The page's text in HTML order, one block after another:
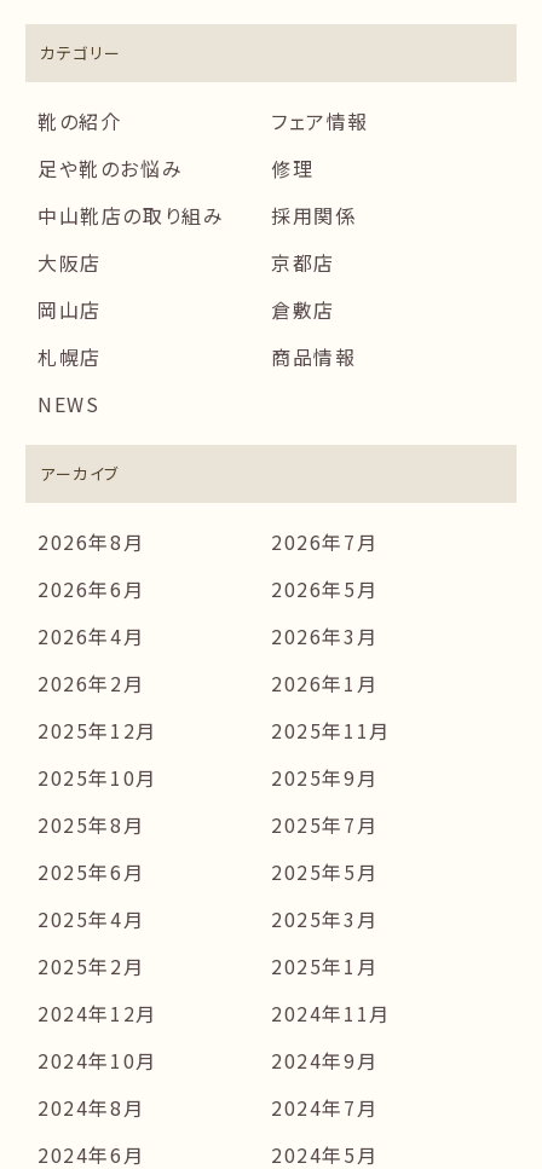
カテゴリー
靴の紹介
フェア情報
足や靴のお悩み
修理
中山靴店の取り組み
採用関係
大阪店
京都店
岡山店
倉敷店
札幌店
商品情報
NEWS
アーカイブ
2026年8月
2026年7月
2026年6月
2026年5月
2026年4月
2026年3月
2026年2月
2026年1月
2025年12月
2025年11月
2025年10月
2025年9月
2025年8月
2025年7月
2025年6月
2025年5月
2025年4月
2025年3月
2025年2月
2025年1月
2024年12月
2024年11月
2024年10月
2024年9月
2024年8月
2024年7月
2024年6月
2024年5月